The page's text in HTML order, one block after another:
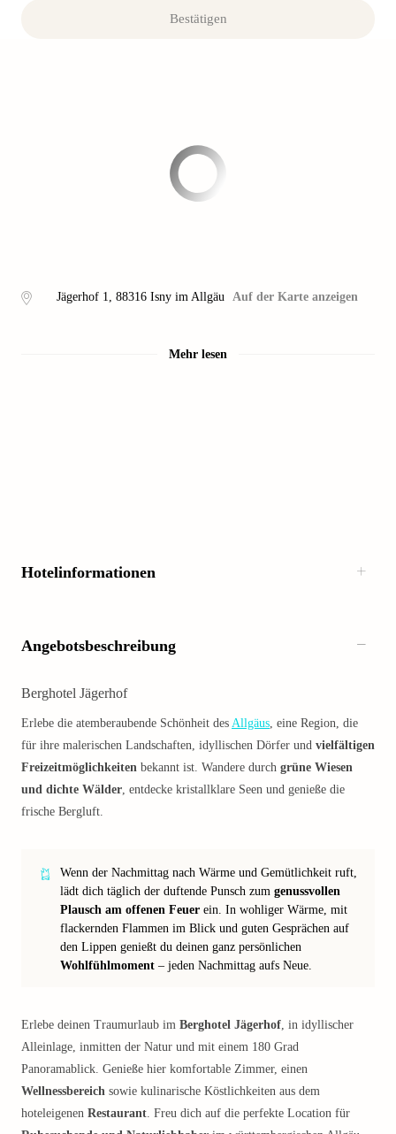
Bestätigen
Jägerhof 1, 88316 Isny im Allgäu Auf der Karte anzeigen
Mehr lesen
Hotelinformationen
Angebotsbeschreibung
Berghotel Jägerhof
Erlebe die atemberaubende Schönheit des Allgäus, eine Region, die
für ihre malerischen Landschaften, idyllischen Dörfer und vielfältigen
Freizeitmöglichkeiten bekannt ist. Wandere durch grüne Wiesen
und dichte Wälder, entdecke kristallklare Seen und genieße die
frische Bergluft.
Wenn der Nachmittag nach Wärme und Gemütlichkeit ruft,
lädt dich täglich der duftende Punsch zum genussvollen
Plausch am offenen Feuer ein. In wohliger Wärme, mit
flackernden Flammen im Blick und guten Gesprächen auf
den Lippen genießt du deinen ganz persönlichen
Wohlfühlmoment – jeden Nachmittag aufs Neue.
Erlebe deinen Traumurlaub im Berghotel Jägerhof, in idyllischer
Alleinlage, inmitten der Natur und mit einem 180 Grad
Panoramablick. Genieße hier komfortable Zimmer, einen
Wellnessbereich sowie kulinarische Köstlichkeiten aus dem
hoteleigenen Restaurant. Freu dich auf die perfekte Location für